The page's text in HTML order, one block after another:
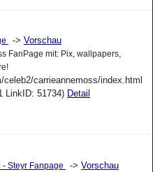
-> Vorschau
FanPage mit: Pix, wallpapers,
celeb2/carrieannemoss/index.html
LinkID: 51734) Detail
- Steyr Fanpage -> Vorschau